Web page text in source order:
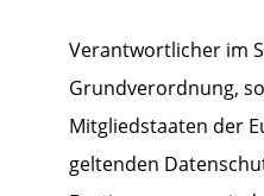
Verantwortlicher im
Grundverordnung,
Mitgliedstaaten der
geltenden